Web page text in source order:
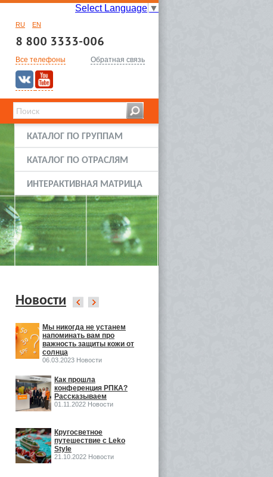
Select Language ▼
RU EN
8 800 3333-006
Все телефоны Обратная связь
КАТАЛОГ ПО ГРУППАМ
КАТАЛОГ ПО ОТРАСЛЯМ
ИНТЕРАКТИВНАЯ МАТРИЦА
Новости
Мы никогда не устанем
напоминать вам про
важность защиты кожи от
солнца
06.03.2023 Новости
Как прошла
конференция РПКА?
Рассказываем
01.11.2022 Новости
Кругосветное
путешествие с Leko
Style
21.10.2022 Новости